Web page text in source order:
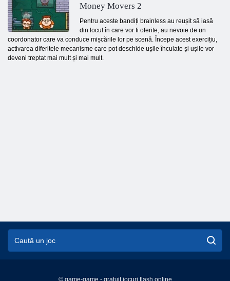
Money Movers 2
Pentru aceste bandiți brainless au reușit să iasă
din locul în care vor fi oferite, au nevoie de un
coordonator care va conduce mișcările lor pe scenă. Începe acest exercițiu,
activarea diferitele mecanisme care pot deschide ușile încuiate și ușile vor
deveni treptat mai mult și mai mult.
© game-game - gratuit jocuri flash online